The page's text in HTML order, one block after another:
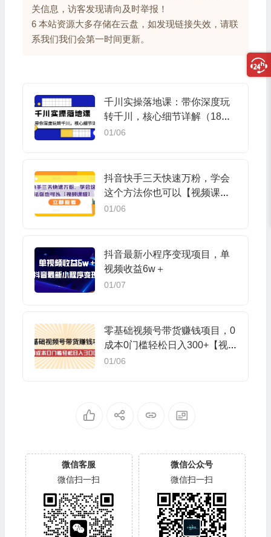
关信息，访客发现请向及时举报！
6 本站资源大多存储在云盘，如发现链接失效，请联
系我们我们会第一时间更新。
千川实操落地课：带你深度玩
转千川，核心细节详解（18节
课时）
01/06
抖音快手三天快速万粉，学会
这个方法你也可以【视频课
程】
01/06
抖音最新小程序变现项目，单
视频收益6w＋
01/07
零基础视频号带货赚钱项目，0
成本0门槛轻松日入300+【视
频教程】
01/06
微信客服
微信扫一扫
微信公众号
微信扫一扫